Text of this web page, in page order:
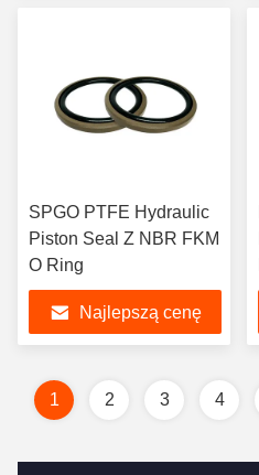
SPGO PTFE Hydraulic
Piston Seal Z NBR FKM
O Ring
Najlepszą cenę
1 2 3 4